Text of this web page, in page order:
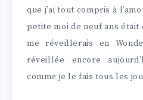
que j’ai tout compris à
petite moi de neuf ans était
me réveillerais en
réveillée encore
comme je le fais tous les